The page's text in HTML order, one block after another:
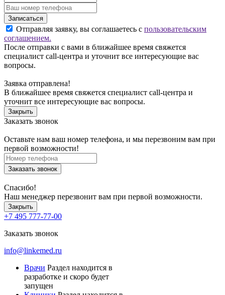
Записаться
Отправляя заявку, вы соглашаетесь с пользовательским
соглашением.
После отправки с вами в ближайшее время свяжется
специалист call-центра и уточнит все интересующие вас
вопросы.
Заявка отправлена!
В ближайшее время свяжется специалист call-центра и
уточнит все интересующие вас вопросы.
Закрыть
Заказать звонок
Оставьте нам ваш номер телефона, и мы перезвоним вам при
первой возможности!
Заказать звонок
Спасибо!
Наш менеджер перезвонит вам при первой возможности.
Закрыть
+7 495 777-77-00
Заказать звонок
info@linkemed.ru
Врачи Раздел находится в
разработке и скоро будет
запущен